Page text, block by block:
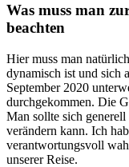
Was muss man
beachten
Hier muss man
dynamisch ist und sich
September 2020
durchgekommen. Die
Man sollte sich
verändern kann. Ich
verantwortungsvoll
unserer Reise.